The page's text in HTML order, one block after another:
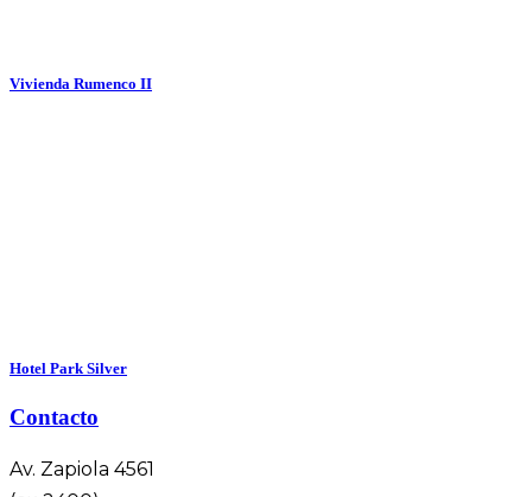
Vivienda Rumenco II
Hotel Park Silver
Contacto
Av. Zapiola 4561